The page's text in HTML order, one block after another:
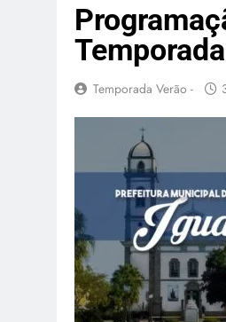
Temporada Verão -